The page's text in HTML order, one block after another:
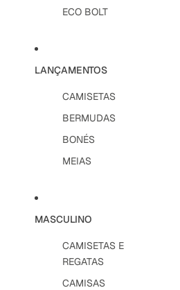
ECO BOLT
LANÇAMENTOS
CAMISETAS
BERMUDAS
BONÉS
MEIAS
MASCULINO
CAMISETAS E
REGATAS
CAMISAS